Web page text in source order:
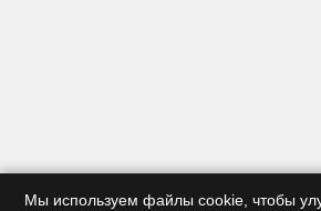
Мы используем файлы cookie, чтобы